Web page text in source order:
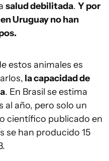
salud debilitada. Y por
Uruguay no han
estos animales es
la capacidad de
. En Brasil se estima
al año, pero solo un
científico publicado en
se han producido 15